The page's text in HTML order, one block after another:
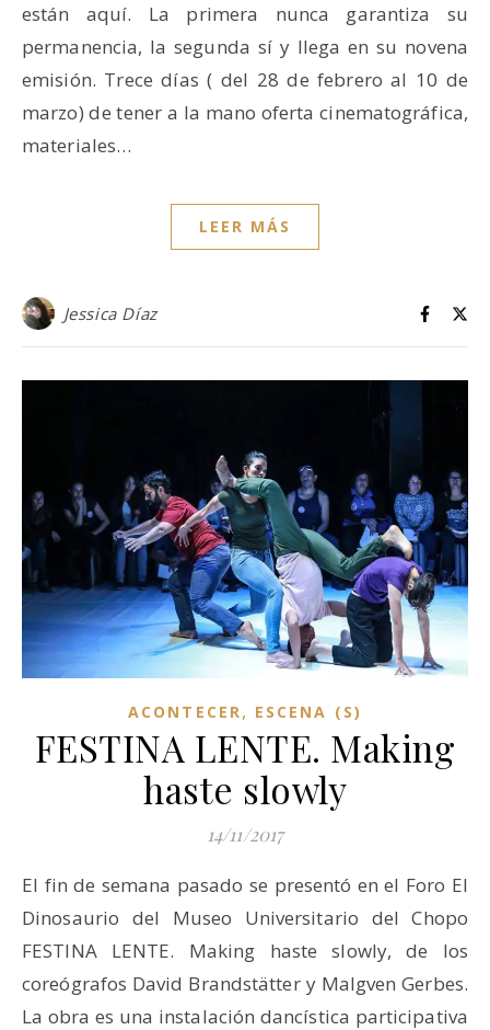
están aquí. La primera nunca garantiza su
permanencia, la segunda sí y llega en su novena
emisión. Trece días ( del 28 de febrero al 10 de
marzo) de tener a la mano oferta cinematográfica,
materiales…
LEER MÁS
Jessica Díaz
ACONTECER, ESCENA (S)
FESTINA LENTE. Making
haste slowly
14/11/2017
El fin de semana pasado se presentó en el Foro El
Dinosaurio del Museo Universitario del Chopo
FESTINA LENTE. Making haste slowly, de los
coreógrafos David Brandstätter y Malgven Gerbes.
La obra es una instalación dancística participativa